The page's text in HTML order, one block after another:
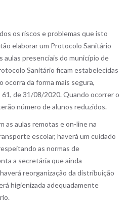
os riscos e problemas que isto
elaborar um Protocolo Sanitário
aulas presenciais do município de
Sanitário ficam estabelecidas
ocorra da forma mais segura,
61, de 31/08/2020. Quando ocorrer o
número de alunos reduzidos.
as aulas remotas e on-line na
escolar, haverá um cuidado
as normas de
a secretária que ainda
reorganização da distribuição
higienizada adequadamente